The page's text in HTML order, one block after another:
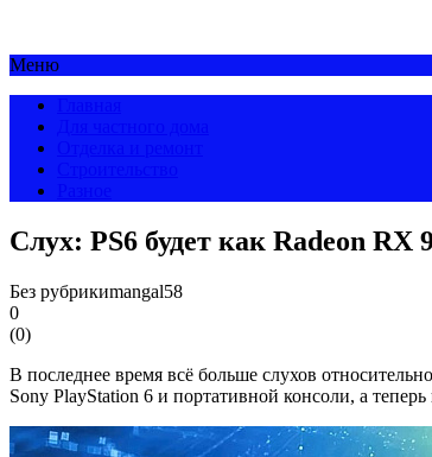
Меню
Слух: PS6 будет как Radeon
Без рубрикиmangal58
0
(0)
В последнее время всё больше слухов
Sony PlayStation 6 и портативной консоли, а